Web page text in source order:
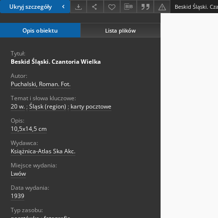
Ukryj szczegóły Beskid Śląski.
Opis obiektu Lista plików
Tytuł:
Beskid Śląski. Czantoria Wielka
Autor:
Puchalski, Roman. Fot.
Temat i słowa kluczowe:
20 w. ; Śląsk (region) ; karty pocztowe
Opis:
10,5x14,5 cm
Wydawca:
Książnica-Atlas Ska Akc.
Miejsce wydania:
Lwów
Data wydania:
1939
Typ zasobu: